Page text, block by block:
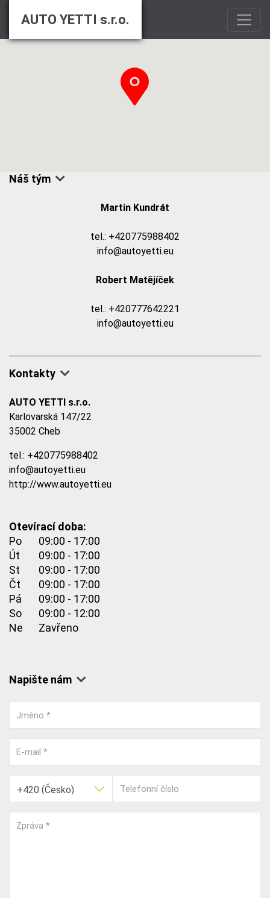
AUTO YETTI s.r.o.
Náš tým
Martin Kundrát
tel.: +420775988402
info@autoyetti.eu
Robert Matějíček
tel.: +420777642221
info@autoyetti.eu
Kontakty
AUTO YETTI s.r.o.
Karlovarská 147/22
35002 Cheb
tel.: +420775988402
info@autoyetti.eu
http://www.autoyetti.eu
Otevírací doba:
Po
09:00 - 17:00
Út
09:00 - 17:00
St
09:00 - 17:00
Čt
09:00 - 17:00
Pá
09:00 - 17:00
So
09:00 - 12:00
Ne
Zavřeno
Napište nám
Jméno *
E-mail *
Telefonní číslo
Zpráva *